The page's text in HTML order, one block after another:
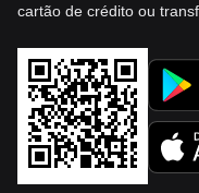
cartão de crédito ou